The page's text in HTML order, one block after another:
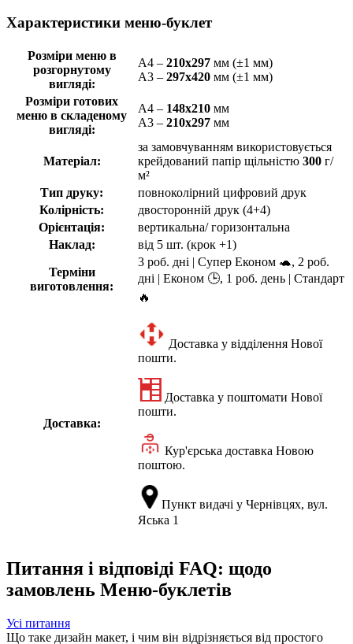
Характеристики меню-буклет
Розміри меню в
розгорнутому
вигляді:
А4 – 210х297 мм (±1 мм)
А3 – 297х420 мм (±1 мм)
Розміри готових
меню в складеному
вигляді:
А4 – 148х210 мм
А3 – 210х297 мм
Матеріал:
за замовчуванням використовується
крейдований папір щільністю 300 г/
м²
Тип друку:
повноколірний цифровий друк
Колірність:
двосторонній друк (4+4)
Орієнтація:
вертикальна/ горизонтальна
Наклад:
від 5 шт. (крок +1)
Терміни
виготовлення:
3 роб. дні | Супер Економ 🐢, 2 роб.
дні | Економ 🕒, 1 роб. день | Стандарт
🔥
Доставка:
Доставка у відділення Нової
пошти.
Доставка у поштомати Нової
пошти.
Кур'єрська доставка Новою
поштою.
Пункт видачі у Чернівцях, вул.
Яська 1
Питання і відповіді FAQ: щодо
замовлень Меню-буклетів
Усі питання
Що таке дизайн макет, і чим він відрізняється від простого